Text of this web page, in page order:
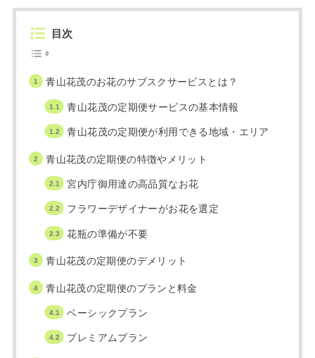
目次
青山花茂のお花のサブスクサービスとは？
青山花茂の定期便サービスの基本情報
青山花茂の定期便が利用できる地域・エリア
青山花茂の定期便の特徴やメリット
宮内庁御用達の高品質なお花
フラワーデザイナーがお花を選定
花瓶の準備が不要
青山花茂の定期便のデメリット
青山花茂の定期便のプランと料金
ベーシックプラン
プレミアムプラン